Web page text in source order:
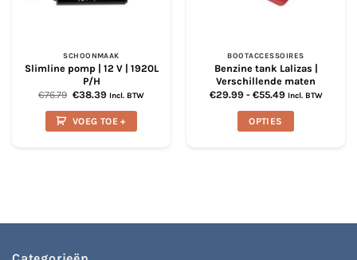
SCHOONMAAK
Slimline pomp | 12 V | 1920L
P/H
€76.79 Oorspronkelijke
was:
€76.79.
€38.39Huidige
is:
€38.39.
Incl. BTW
VOEG TOE +
BOOTACCESSOIRES
Benzine tank Lalizas |
Verschillende maten
€29.99 - €55.49Prijsklasse:
tot
Incl. BTW
OPTIES